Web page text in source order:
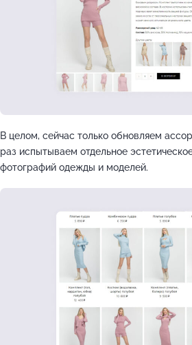
В целом, сейчас только обновляем
раз испытываем отдельное
фотографий одежды и моделей.